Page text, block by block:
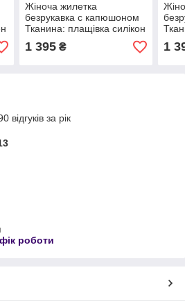
Жіноча жилетка
безрукавка с капюшоном
Тканина: плащівка силікон
200 Розмір 50-52,54-
56,58-60,62-64
1 395₴
150
1
відгуків за рік
роботи